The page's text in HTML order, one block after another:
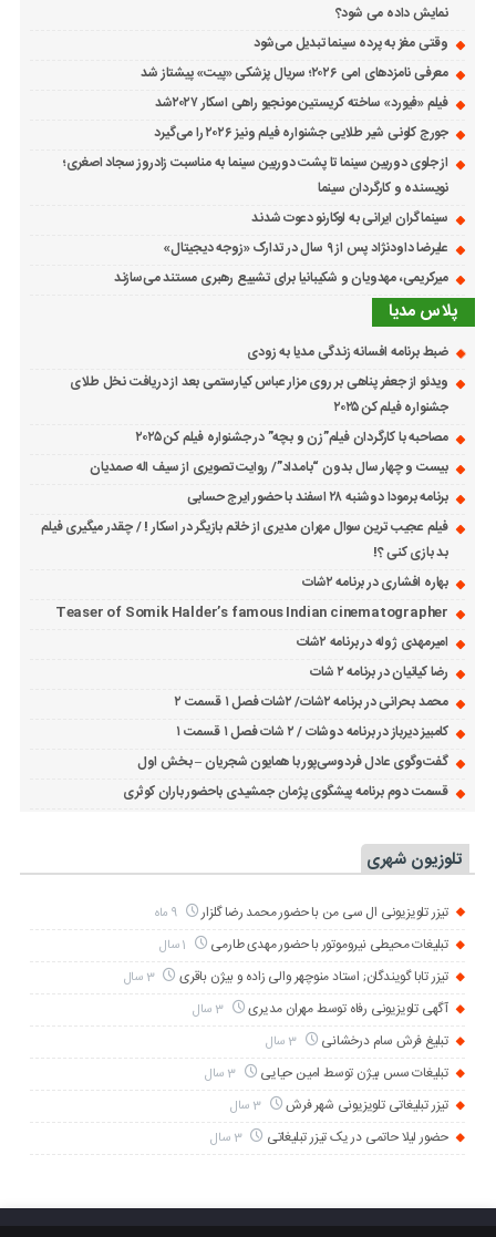
نمایش داده می شود؟
وقتی مغز به پرده سینما تبدیل می‌شود
معرفی نامزدهای امی ۲۰۲۶؛ سریال پزشکی «پیت» پیشتاز شد
فیلم «فیورد» ساخته کریستین مونجیو راهی اسکار ۲۰۲۷شد
جورج کلونی شیر طلایی جشنواره فیلم ونیز ۲۰۲۶ را می‌گیرد
از جلوی دوربین سینما تا پشت دوربین سینما به مناسبت زادروز سجاد اصغری؛
نویسنده و کارگردان سینما
سینماگران ایرانی به لوکارنو دعوت شدند
علیرضا داودنژاد پس از ۹ سال در تدارک «زوجه دیجیتال»
میرکریمی، مهدویان و شکیبانیا برای تشییع رهبری مستند می‌سازند
پلاس مدیا
ضبط برنامه افسانه زندگی مدیا به زودی
ویدئو از جعفر پناهی بر روی مزار عباس کیارستمی بعد از دریافت نخل طلای
جشنواره فیلم کن ۲۰۲۵
مصاحبه با کارگردان فیلم”زن و بچه” در جشنواره فیلم کن ۲۰۲۵
بیست و چهار سال بدون “بامداد”/ روایت تصویری از سیف اله صمدیان
برنامه برمودا دوشنبه ۲۸ اسفند با حضور ایرج حسابی
فیلم عجیب ترین سوال مهران مدیری از خانم بازیگر در اسکار ! / چقدر میگیری فیلم
بد بازی کنی ؟!
بهاره افشاری در برنامه ۲شات
Teaser of Somik Halder’s famous Indian cinematographer
امیرمهدی ژوله در برنامه ۲شات
رضا کیانیان در برنامه ۲ شات
محمد بحرانی در برنامه ۲شات/ ۲شات فصل ۱ قسمت ۲
کامبیز دیرباز در برنامه دوشات / ۲ شات فصل ۱ قسمت ۱
گفت‌وگوی عادل فردوسی‌پور با همایون شجریان – بخش اول
قسمت دوم برنامه پیشگوی پژمان جمشیدی باحضور باران کوثری
تلوزیون شهری
تیزر تلویزیونی ال سی من با حضور محمد رضا گلزار 9 ماه
تبلیغات محیطی نیروموتور با حضور مهدی طارمی
تیزر تابا گویندگان; استاد منوچهر والی زاده و بیژن باقری 3 سال
آگهی تلویزیونی رفاه توسط مهران مدیری 3 سال
تبلیغ فرش سام درخشانی 3 سال
تبلیغات سس بیژن توسط امین حیایی 3 سال
تیزر تبلیغاتی تلویزیونی شهر فرش 3 سال
حضور لیلا حاتمی در یک تیزر تبلیغاتی 3 سال